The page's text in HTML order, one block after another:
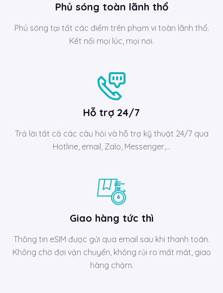
Phủ sóng toàn lãnh thổ
Phủ sóng tại tất các điểm trên phạm vi toàn lãnh thổ.
Kết nối mọi lúc, mọi nơi.
Hỗ trợ 24/7
Trả lời tất cả các câu hỏi và hỗ trợ kỹ thuật 24/7 qua
Hotline, email, Zalo, Messenger,…
Giao hàng tức thì
Thông tin eSIM được gửi qua email sau khi thanh toán.
Không chờ đợi vận chuyển, không rủi ro mất mát, giao
hàng chậm.